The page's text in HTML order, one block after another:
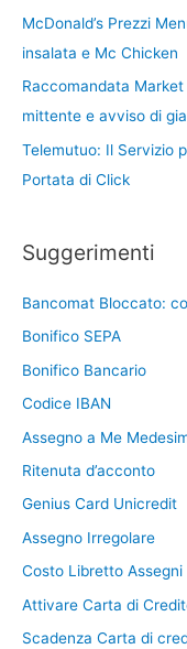
McDonald’s Prezzi
insalata e Mc Chicken
Raccomandata
mittente e avviso di
Telemutuo: Il Servizio
Portata di Click
Suggerimenti
Bancomat Bloccato:
Bonifico SEPA
Bonifico Bancario
Codice IBAN
Assegno a Me
Ritenuta d’acconto
Genius Card Unicredit
Assegno Irregolare
Costo Libretto Assegni
Attivare Carta di
Scadenza Carta di